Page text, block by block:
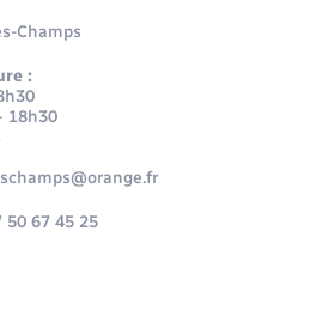
Champs
:
18h30
50 67 45 25